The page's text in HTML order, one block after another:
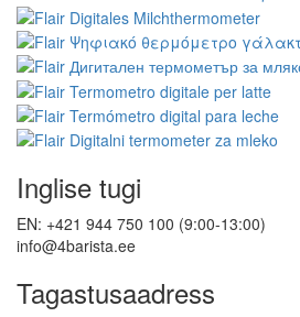
Inglise tugi
EN: +421 944 750 100 (9:00-13:00)
info@4barista.ee
Tagastusaadress